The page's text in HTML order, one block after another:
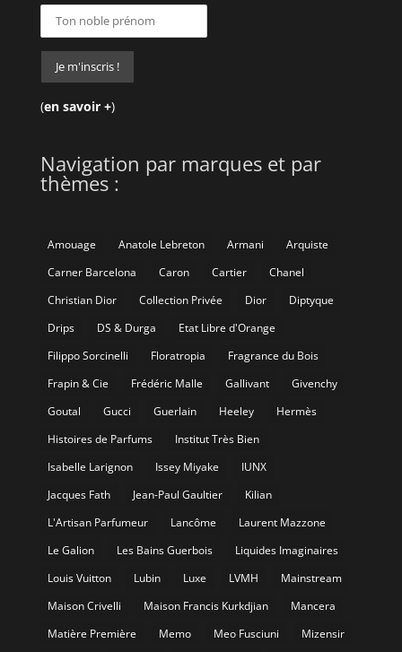
(en savoir +)
Navigation par marques et par
thèmes :
Amouage Anatole Lebreton Armani
Arquiste
Carner Barcelona
Caron Cartier
Chanel
Christian Dior
Collection Privée Dior
Diptyque
Drips
DS & Durga
Etat Libre d'Orange
Filippo Sorcinelli
Floratropia
Fragrance du Bois
Frapin & Cie
Frédéric Malle Gallivant
Givenchy
Goutal
Gucci Guerlain Heeley
Hermès
Histoires de Parfums
Institut Très Bien
Isabelle Larignon
Issey Miyake
IUNX
Jacques Fath
Jean-Paul Gaultier
Kilian
L'Artisan Parfumeur
Lancôme
Laurent Mazzone
Le Galion
Les Bains Guerbois
Liquides Imaginaires
Louis Vuitton
Lubin Luxe LVMH
Mainstream
Maison Crivelli
Maison Francis Kurkdjian
Mancera
Matière Première
Memo Meo Fusciuni
Mizensir